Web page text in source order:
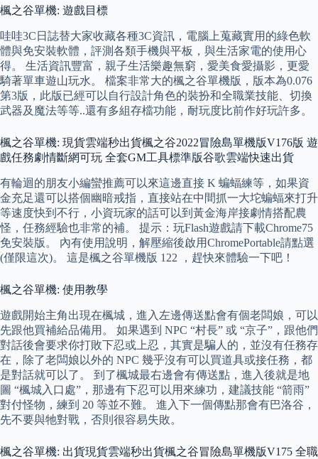
楓之谷單機: 遊戲目標
哇哇3C日誌替大家收藏各種3C資訊，電腦上蒐藏實用的綠色軟
體與免安裝軟體，評測各類手機與平板，與生活家電的使用心
得。 生活資訊豐富，親子生活樂趣無窮，愛美食愛攝影，更愛
騎著單車遊山玩水。 檔案非常大的楓之谷單機版，版本為0.076
第3版，此版已經可以自行設計角色的裝扮和全職業技能、切換
武器及魔法等等..還有多組存檔功能，耐玩度比前作好玩許多。
楓之谷單機: 現貨雲端秒出貨楓之谷2022冒險島單機版V176版 遊
戲任務劇情斷網可玩 全套GM工具標準版谷歌雲端快速出貨
有輪迴的朋友小編蠻推薦可以來這邊直接 K 蝙蝠練等，如果資
金充足還可以搭個幽暗戒指，直接站在中間抓一大坨蝙蝠來打升
等速度快到不行，小資玩家的話可以到黃金海岸接劇情搭配農
怪，任務經驗也非常的補。 提示：玩Flash遊戲請下載Chrome75
免安裝版。 內有使用說明，解壓縮後啟用ChromePortable請點選
(僅限這次)。 這是楓之谷單機版 122 ，趕快來體驗一下吧！
楓之谷單機: 使用教學
遊戲開始主角出現在楓城，進入左邊傳送點會有個老闆娘，可以
先跟他買補給品備用。 如果遇到 NPC “村長” 或 “京子”，跟他們
對話後會要求你打敗下忍或上忍，其實是騙人的，並沒有任務存
在，除了老闆娘以外的 NPC 幾乎沒有可以買道具或接任務，都
是對話就可以了。 到了楓城最右邊會有傳送點，進入後就是地
圖 “楓城入口處”，那邊有下忍可以用來練功，建議技能 “箭雨”
對付怪物，練到 20 等並不難。 進入下一個傳點那會有巴洛谷，
先不要與牠對戰，否則很容易失敗。
楓之谷單機: 出貨現貨雲端秒出貨楓之谷冒險島單機版V175 全職